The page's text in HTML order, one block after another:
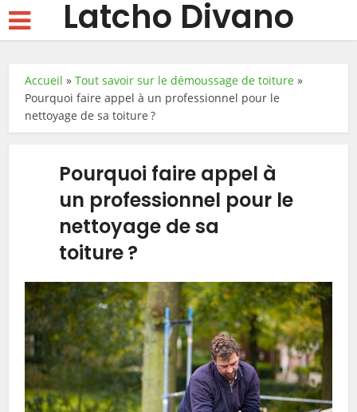
Latcho Divano
Accueil »Tout savoir sur le démoussage de toiture »
Pourquoi faire appel à un professionnel pour le
nettoyage de sa toiture ?
Pourquoi faire appel à
un professionnel pour le
nettoyage de sa
toiture ?